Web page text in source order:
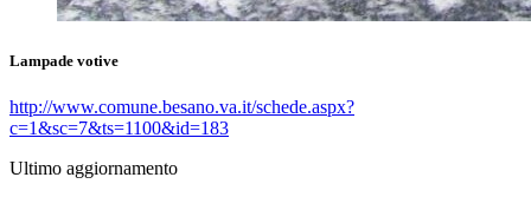
Lampade votive
http://www.comune.besano.va.it/schede.aspx?
c=1&sc=7&ts=1100&id=183
Ultimo aggiornamento